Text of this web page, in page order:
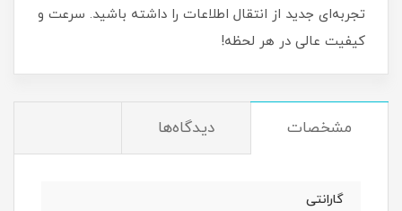
تجربه‌ای جدید از انتقال اطلاعات را داشته باشید. سرعت و
کیفیت عالی در هر لحظه!
مشخصات دیدگاه‌ها
گارانتی